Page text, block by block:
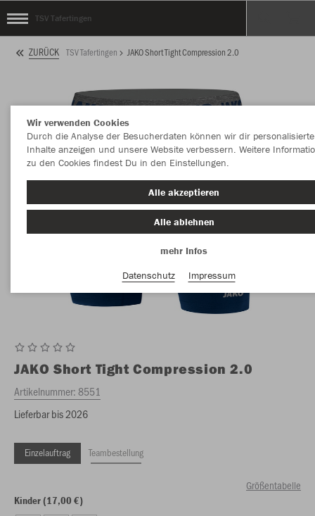
TSV Tafertingen
ZURÜCK TSV Tafertingen JAKO Short Tight Compression 2.0
JAKO Short Tight Compression 2.0
Artikelnummer:8551
Lieferbar bis 2026
Einzelauftrag Teambestellung
Größentabelle
Kinder (17,00 €)
Wir verwenden Cookies
Durch die Analyse der Besucherdaten können wir dir personalisierte
Inhalte anzeigen und unsere Website verbessern. Weitere
zu den Cookies findest Du in den Einstellungen.
Alle akzeptieren
Alle ablehnen
mehr Infos
Datenschutz
Impressum